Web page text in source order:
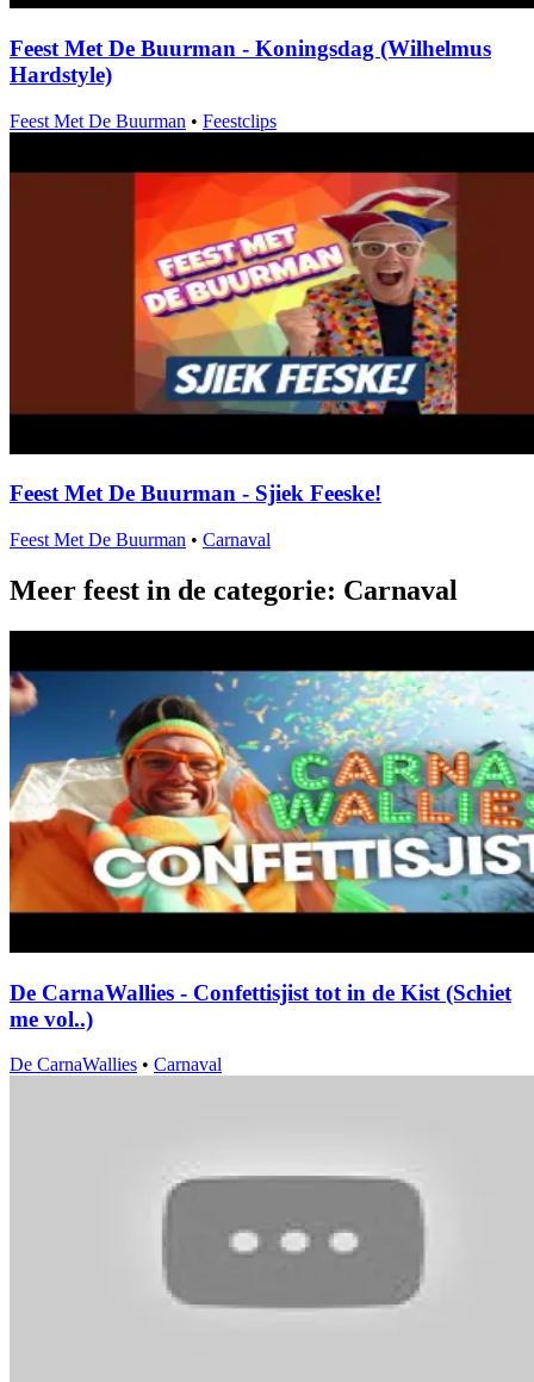
Feest Met De Buurman - Koningsdag (Wilhelmus
Hardstyle)
Feest Met De Buurman • Feestclips
Feest Met De Buurman - Sjiek Feeske!
Feest Met De Buurman • Carnaval
Meer feest in de categorie: Carnaval
De CarnaWallies - Confettisjist tot in de Kist (Schiet
me vol..)
De CarnaWallies • Carnaval